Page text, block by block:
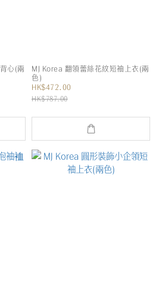
心(兩
MJ Korea 翻領蕾絲花紋短袖上衣(兩
色)
HK$472.00
HK$787.00